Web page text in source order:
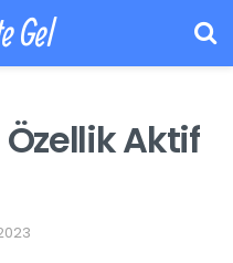
Gel
Aktif